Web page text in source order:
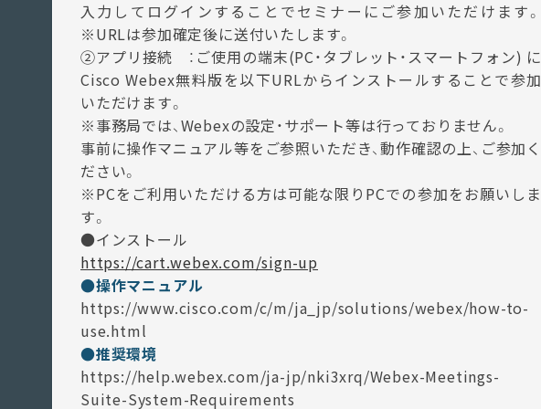
入力してログインすることでセミナーにご参加いただけます。
※URLは参加確定後に送付いたします。
②アプリ接続 ：ご使用の端末(PC・タブレット・スマートフォン) に
Cisco Webex無料版を以下URLからインストールすることで参加
いただけます。
※事務局では、Webexの設定・サポート等は行っておりません。
事前に操作マニュアル等をご参照いただき、動作確認の上、ご参加く
ださい。
※PCをご利用いただける方は可能な限りPCでの参加をお願いしま
す。
●インストール
https://cart.webex.com/sign-up
●操作マニュアル
https://www.cisco.com/c/m/ja_jp/solutions/webex/how-to-
use.html
●推奨環境
https://help.webex.com/ja-jp/nki3xrq/Webex-Meetings-
Suite-System-Requirements